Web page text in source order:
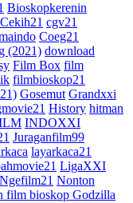
Bioskopkerenin
Cekih21 cgv21
Coeg21
(2021) download
Film Box film
filmbioskop21
Gosemut Grandxxi
History hitman
INDOXXI
Juraganfilm99
layarkaca21
LigaXXI
Ngefilm21 Nonton
film bioskop Godzilla